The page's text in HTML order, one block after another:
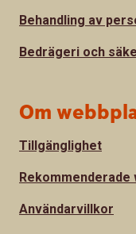
Behandling av
Bedrägeri och
Om
Tillgänglighet
Rekommenderade
Användarvillkor